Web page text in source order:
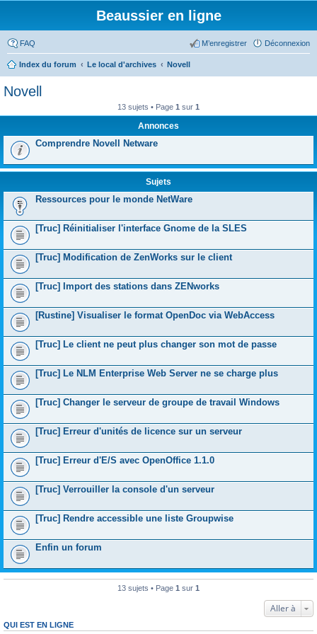
Beaussier en ligne
FAQ Déconnexion
M’enregistrer
Index du forum Le local d'archives Novell
Novell
13 sujets • Page 1 sur 1
Annonces
Comprendre Novell Netware
Sujets
Ressources pour le monde NetWare
[Truc] Réinitialiser l'interface Gnome de la SLES
[Truc] Modification de ZenWorks sur le client
[Truc] Import des stations dans ZENworks
[Rustine] Visualiser le format OpenDoc via WebAccess
[Truc] Le client ne peut plus changer son mot de passe
[Truc] Le NLM Enterprise Web Server ne se charge plus
[Truc] Changer le serveur de groupe de travail Windows
[Truc] Erreur d'unités de licence sur un serveur
[Truc] Erreur d'E/S avec OpenOffice 1.1.0
[Truc] Verrouiller la console d'un serveur
[Truc] Rendre accessible une liste Groupwise
Enfin un forum
13 sujets • Page 1 sur 1
Aller à
QUI EST EN LIGNE